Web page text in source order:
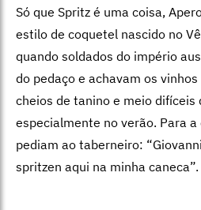
Só que Spritz é uma coisa,
estilo de coquetel nascido no
quando soldados do império
do pedaço e achavam os
cheios de tanino e meio difíceis
especialmente no verão. Para
pediam ao taberneiro:
spritzen aqui na minha caneca”.